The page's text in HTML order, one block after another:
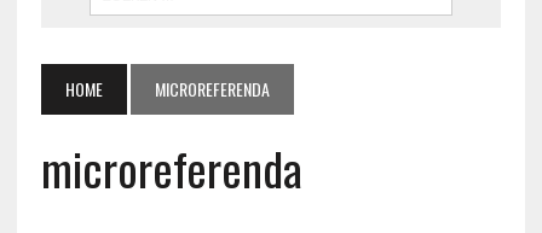
HOME MICROREFERENDA
microreferenda